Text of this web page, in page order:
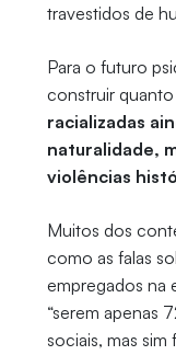
travestidos de
Para o futuro
construir quanto
racializadas
naturalidade,
violências
Muitos dos
como as falas
empregados na
“serem apenas
sociais, mas